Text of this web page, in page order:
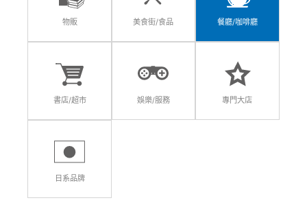
物販 美食街/食品 餐廳/咖啡廳
書店/超市 娛樂/服務 專門大店
日系品牌